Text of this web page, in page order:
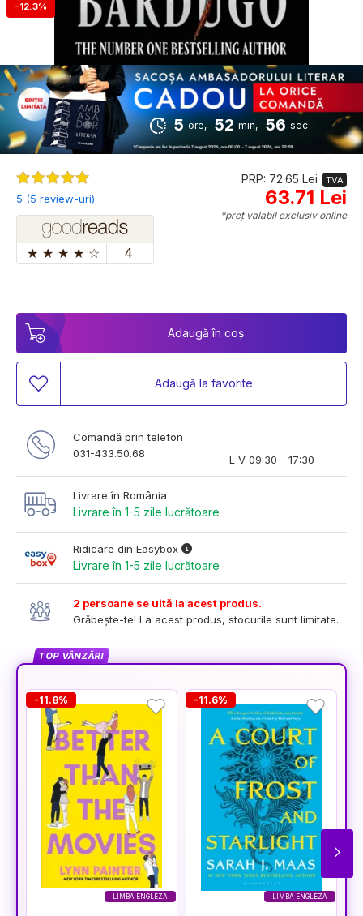
-12.3%
5 ore, 52 min, 55 sec
5 (5 review-uri)
★ ★ ★ ★ ☆ 4
PRP: 72.65 Lei TVA
63.71 Lei
*preț valabil exclusiv online
Adaugă în coș
Adaugă la favorite
Comandă prin telefon
031-433.50.68
L-V 09:30 - 17:30
Livrare în România
Livrare în 1-5 zile lucrătoare
Ridicare din Easybox
Livrare în 1-5 zile lucrătoare
2 persoane se uită la acest produs.
Grăbește-te! La acest produs, stocurile sunt limitate.
TOP VÂNZĂRI
LIMBA ENGLEZA
-11.8%
LIMBA ENGLEZA
-11.6%